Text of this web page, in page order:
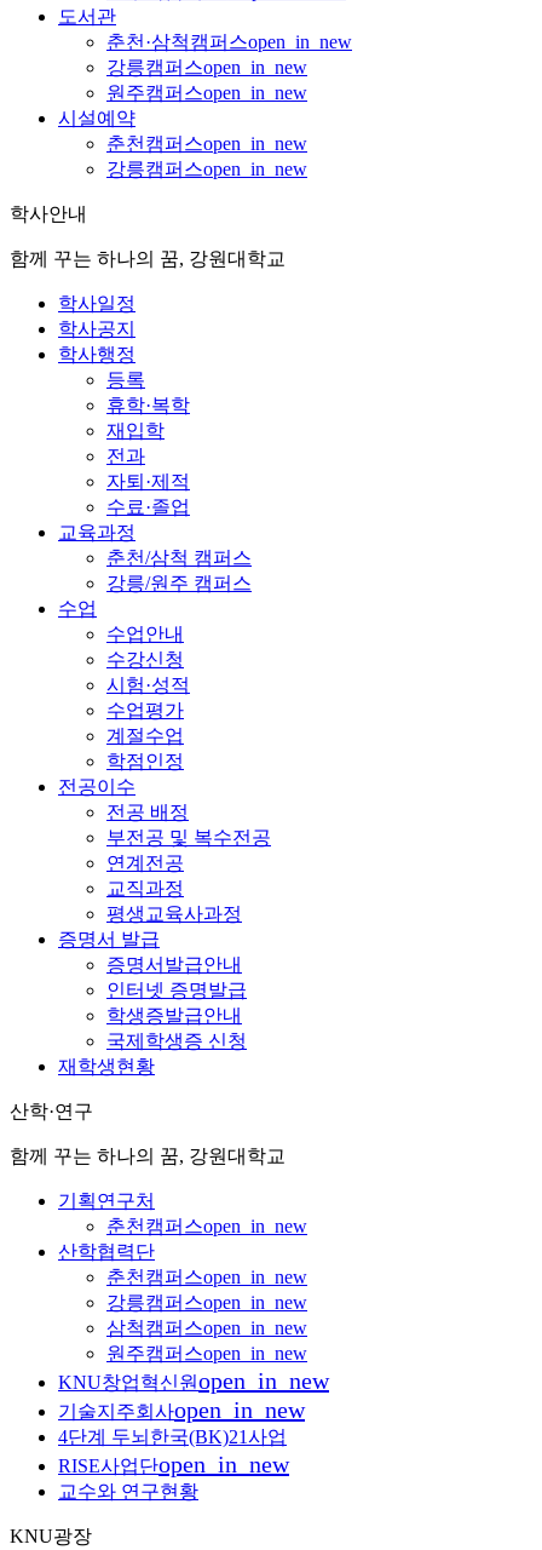
도서관
춘천·삼척캠퍼스open_in_new
강릉캠퍼스open_in_new
원주캠퍼스open_in_new
시설예약
춘천캠퍼스open_in_new
강릉캠퍼스open_in_new
학사안내
함께 꾸는 하나의 꿈, 강원대학교
학사일정
학사공지
학사행정
등록
휴학·복학
재입학
전과
자퇴·제적
수료·졸업
교육과정
춘천/삼척 캠퍼스
강릉/원주 캠퍼스
수업
수업안내
수강신청
시험·성적
수업평가
계절수업
학점인정
전공이수
전공 배정
부전공 및 복수전공
연계전공
교직과정
평생교육사과정
증명서 발급
증명서발급안내
인터넷 증명발급
학생증발급안내
국제학생증 신청
재학생현황
산학·연구
함께 꾸는 하나의 꿈, 강원대학교
기획연구처
춘천캠퍼스open_in_new
산학협력단
춘천캠퍼스open_in_new
강릉캠퍼스open_in_new
삼척캠퍼스open_in_new
원주캠퍼스open_in_new
KNU창업혁신원open_in_new
기술지주회사open_in_new
4단계 두뇌한국(BK)21사업
RISE사업단open_in_new
교수와 연구현황
KNU광장